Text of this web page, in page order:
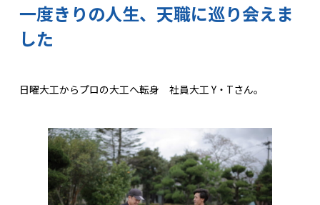
一度きりの人生、天職に巡り会えま
した
日曜大工からプロの大工へ転身 社員大工 Y・Tさん。